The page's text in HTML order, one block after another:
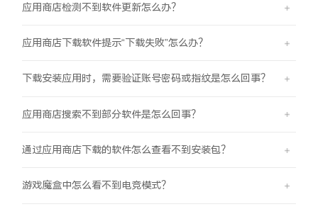
应用商店检测不到软件更新怎么办？
应用商店下载软件提示“下载失败”怎么办？
下载安装应用时，需要验证账号密码或指纹是怎么回事？
应用商店搜索不到部分软件是怎么回事？
通过应用商店下载的软件怎么查看不到安装包？
游戏魔盒中怎么看不到电竞模式？